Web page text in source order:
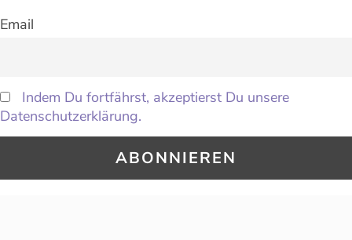
Email
Indem Du fortfährst, akzeptierst Du unsere
Datenschutzerklärung.